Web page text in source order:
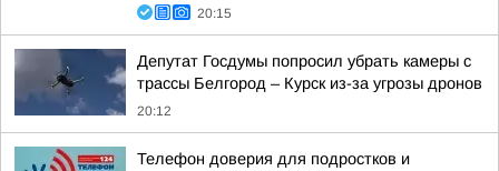
20:15
Депутат Госдумы попросил убрать камеры с
трассы Белгород – Курск из-за угрозы дронов
20:12
Телефон доверия для подростков и